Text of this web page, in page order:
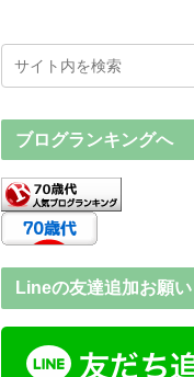
ブログランキングへ
Lineの友達追加お願い